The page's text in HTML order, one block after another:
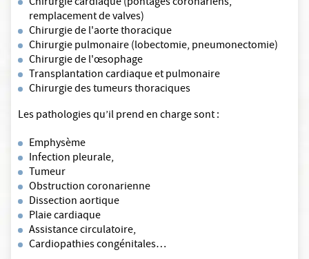
remplacement de valves)
Chirurgie de l'aorte thoracique
Chirurgie pulmonaire (lobectomie, pneumonectomie)
Chirurgie de l'œsophage
Transplantation cardiaque et pulmonaire
Chirurgie des tumeurs thoraciques
Les pathologies qu’il prend en charge sont :
Emphysème
Infection pleurale,
Tumeur
Obstruction coronarienne
Dissection aortique
Plaie cardiaque
Assistance circulatoire,
Cardiopathies congénitales…